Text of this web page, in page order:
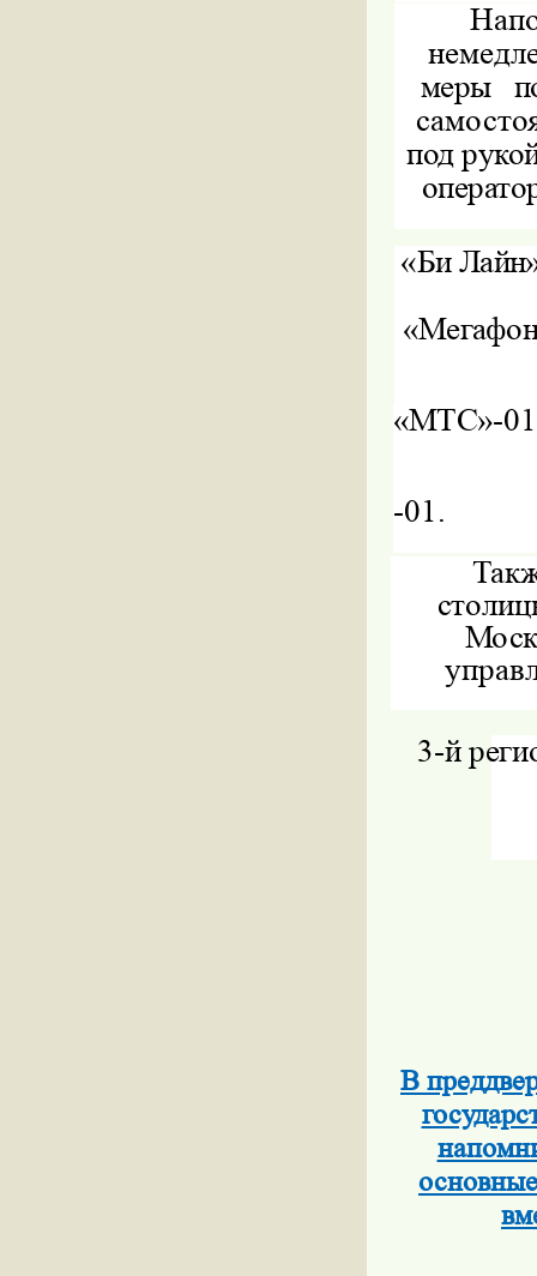
меры
под
«Би
«МТС»-
-01.
3-й
В